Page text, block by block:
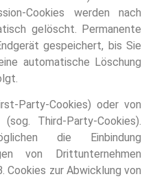
Cookies werden nach
gelöscht. Permanente
gespeichert, bis Sie
automatische Löschung
Party-Cookies) oder von
Third-Party-Cookies).
die Einbindung
von Drittunternehmen
Cookies zur Abwicklung von